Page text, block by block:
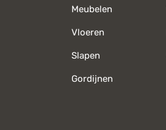
Meubelen
Vloeren
Slapen
Gordijnen